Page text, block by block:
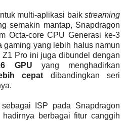
multi-aplikasi baik streaming
semakin mantap, Snapdragon
Octa-core CPU Generasi ke-3
gaming yang lebih halus namun
Pro ini juga dibundel dengan
GPU yang menghadirkan
cepat dibandingkan seri
ISP pada Snapdragon
berbagai fitur canggih